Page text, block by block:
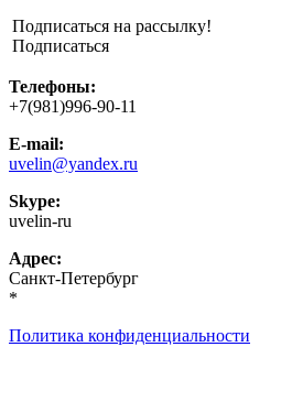
Подписаться на рассылку!
Подписаться
Телефоны:
+7(981)996-90-11
E-mail:
uvelin@yandex.ru
Skype:
uvelin-ru
Адрес:
Санкт-Петербург
*
Политика конфиденциальности